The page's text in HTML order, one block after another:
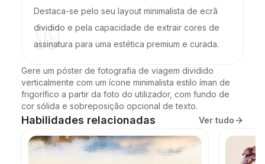
Destaca-se pelo seu layout minimalista de ecrã
dividido e pela capacidade de extrair cores de
assinatura para uma estética premium e curada.
Gere um póster de fotografia de viagem dividido
verticalmente com um ícone minimalista estilo íman de
frigorífico a partir da foto do utilizador, com fundo de
cor sólida e sobreposição opcional de texto.
Habilidades relacionadas Ver tudo